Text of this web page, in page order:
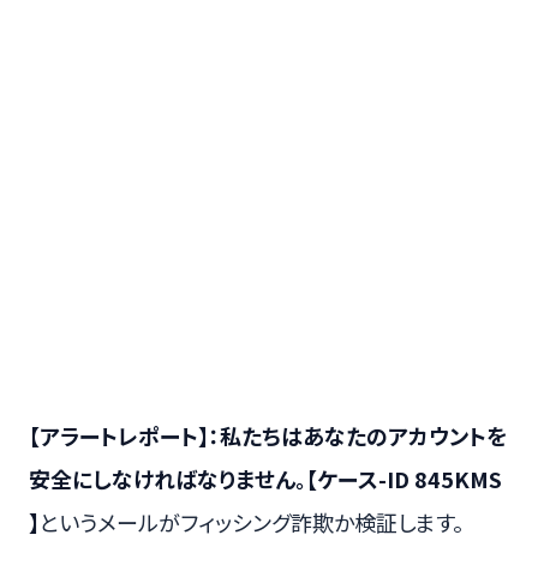
【アラートレポート】：私たちはあなたのアカウントを
安全にしなければなりません。【ケース-ID 845KMS
】というメールがフィッシング詐欺か検証します。